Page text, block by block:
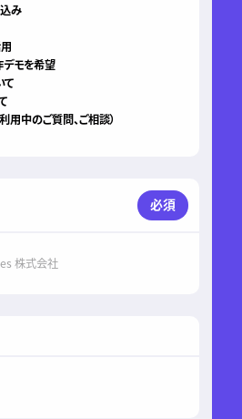
み
デモを希望
て
用中のご質問、ご相談）
必須